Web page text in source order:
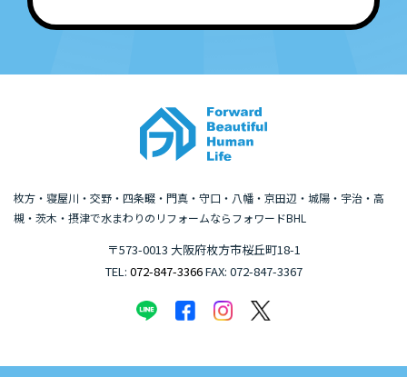
枚方・寝屋川・交野・四条畷・門真・守口・八幡・京田辺・城陽・宇治・高
槻・茨木・摂津で水まわりのリフォームならフォワードBHL
〒573-0013 大阪府枚方市桜丘町18-1
TEL: 072-847-3366FAX: 072-847-3367